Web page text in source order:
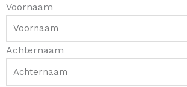
Voornaam
Achternaam